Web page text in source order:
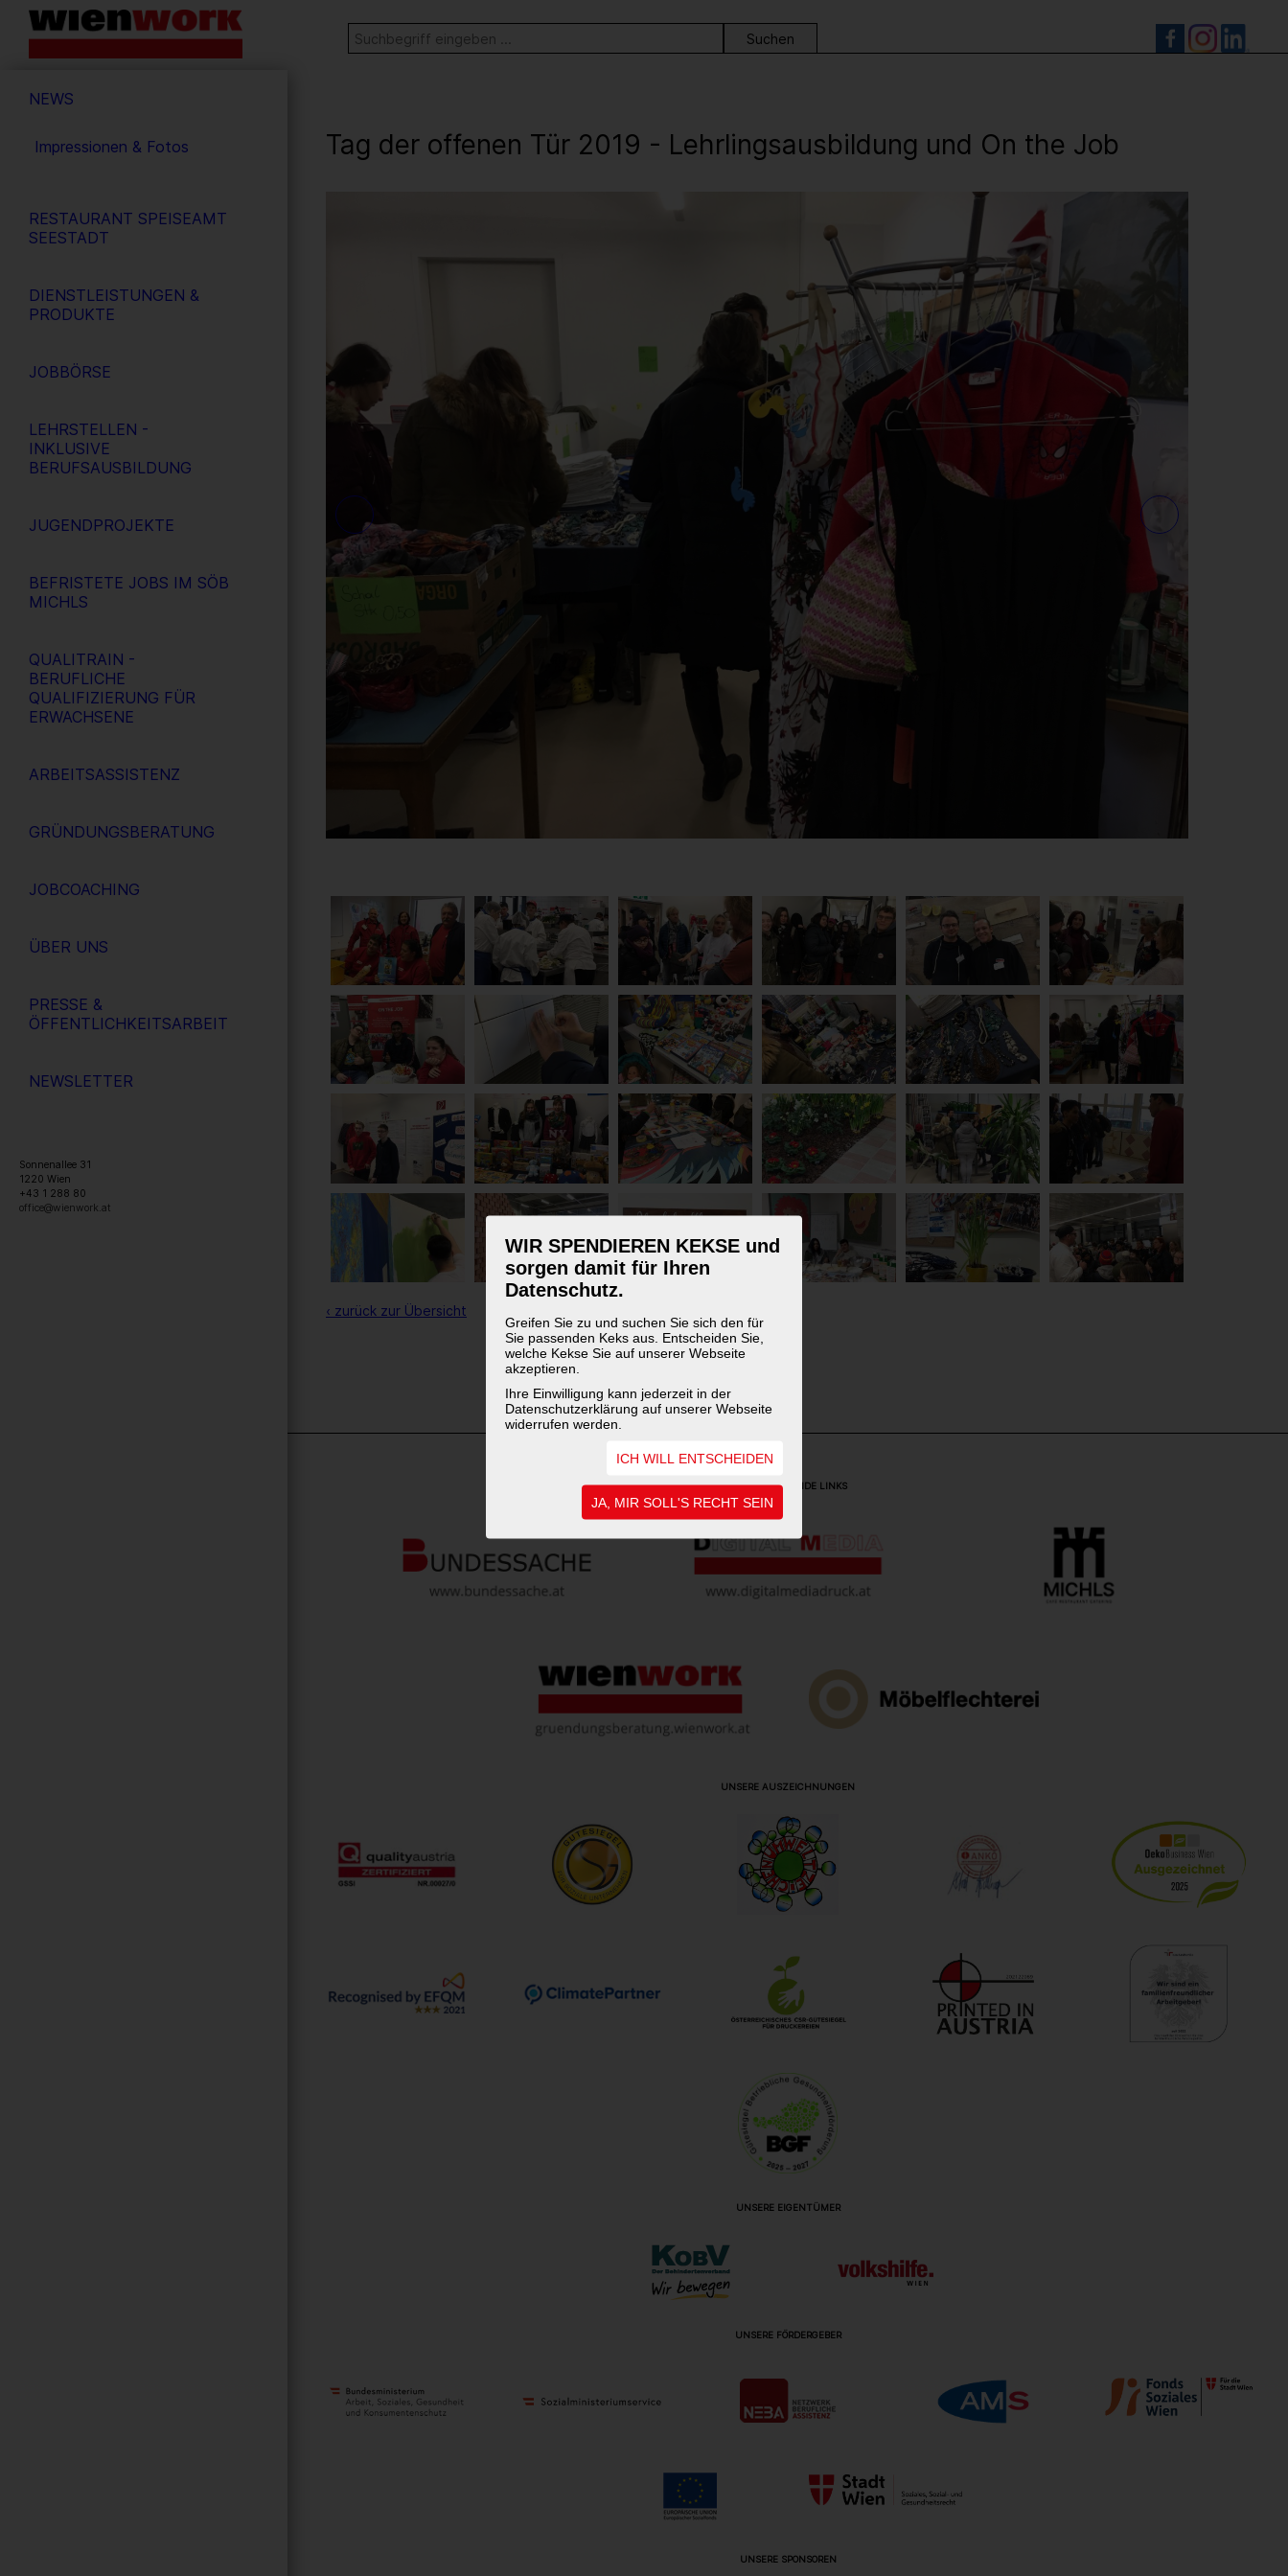
WIR SPENDIEREN KEKSE und
sorgen damit für Ihren
Datenschutz.
Greifen Sie zu und suchen Sie sich den für
Sie passenden Keks aus. Entscheiden Sie,
welche Kekse Sie auf unserer Webseite
akzeptieren.
Ihre Einwilligung kann jederzeit in der
Datenschutzerklärung auf unserer Webseite
widerrufen werden.
ICH WILL ENTSCHEIDEN
JA, MIR SOLL'S RECHT SEIN
Barrierefreie
Bedienung
Webseite
Stichwortsuche
SUCHE
NEWS
Impressionen & Fotos
RESTAURANT SPEISEAMT
SEESTADT
DIENSTLEISTUNGEN &
PRODUKTE
JOBBÖRSE
LEHRSTELLEN -
INKLUSIVE
BERUFSAUSBILDUNG
JUGENDPROJEKTE
BEFRISTETE JOBS IM SÖB
MICHLS
QUALITRAIN -
BERUFLICHE
QUALIFIZIERUNG FÜR
ERWACHSENE
ARBEITSASSISTENZ
GRÜNDUNGSBERATUNG
JOBCOACHING
ÜBER UNS
PRESSE &
ÖFFENTLICHKEITSARBEIT
NEWSLETTER
Sonnenallee 31
1220 Wien
+43 1 288 80
office@wienwork.at
Tag der offenen Tür 2019 - Lehrlingsausbildung und On the Job
‹ zurück zur Übersicht
1
WEITERFÜHRENDE LINKS
UNSERE AUSZEICHNUNGEN
UNSERE EIGENTÜMER
UNSERE FÖRDERGEBER
UNSERE SPONSOREN